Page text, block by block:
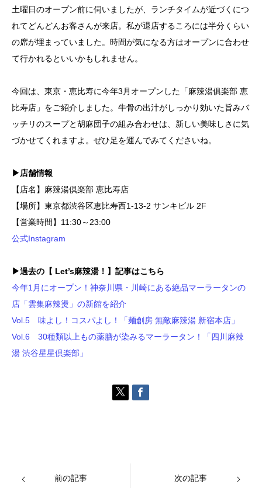
土曜日のオープン前に伺いましたが、ランチタイムが近づくにつ
れてどんどんお客さんが来店。私が退店するころには半分くらい
の席が埋まっていました。時間が気になる方はオープンに合わせ
て行かれるといいかもしれません。
今回は、東京・恵比寿に今年3月オープンした「麻辣湯俱楽部 恵
比寿店」をご紹介しました。牛骨の出汁がしっかり効いた旨みバ
ッチリのスープと胡麻団子の組み合わせは、新しい美味しさに気
づかせてくれますよ。ぜひ足を運んでみてくださいね。
▶店舗情報
【店名】麻辣湯倶楽部 恵比寿店
【場所】東京都渋谷区恵比寿西1-13-2 サンキビル 2F
【営業時間】11:30～23:00
公式Instagram
▶過去の【 Let’s麻辣湯！】記事はこちら
今年1月にオープン！神奈川県・川崎にある絶品マーラータンの
店「雲集麻辣燙」の新館を紹介
Vol.5 味よし！コスパよし！「麺創房 無敵麻辣湯 新宿本店」
Vol.6 30種類以上もの薬膳が染みるマーラータン！「四川麻辣
湯 渋谷星星倶楽部」
前の記事 次の記事